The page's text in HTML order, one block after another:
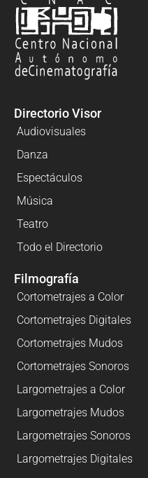
Directorio Visor
Audiovisuales
Danza
Espectáculos
Música
Teatro
Todo el Directorio
Filmografía
Cortometrajes a Color
Cortometrajes Digitales
Cortometrajes Mudos
Cortometrajes Sonoros
Largometrajes a Color
Largometrajes Mudos
Largometrajes Sonoros
Largometrajes Digitales